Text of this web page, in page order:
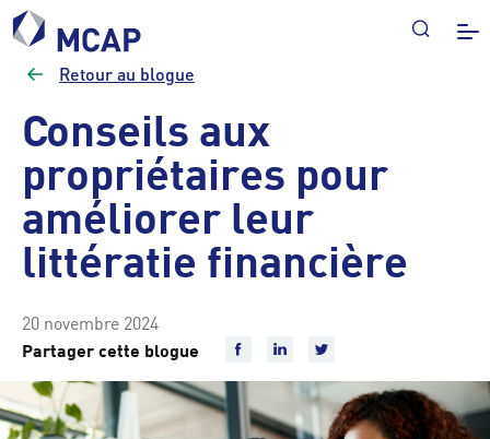
Retour au blogue
Conseils aux
propriétaires pour
améliorer leur
littératie financière
20 novembre 2024
Partager cette blogue